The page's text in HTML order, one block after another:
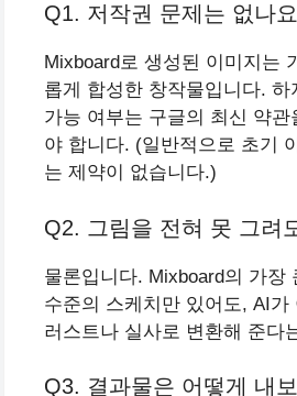
Q1. 저작권 문제는 없나
Mixboard로 생성된 이미지는
롭게 합성한 창작물입니다. 하
가능 여부는 구글의 최신 약관
야 합니다. (일반적으로 초기
는 제약이 없습니다.)
Q2. 그림을 전혀 못 그려
물론입니다. Mixboard의 가장
수준의 스케치만 있어도, AI가
러스트나 실사로 변환해 준다
Q3. 결과물은 어떻게 내